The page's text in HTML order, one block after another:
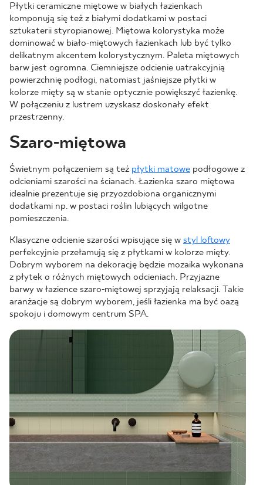
Płytki ceramiczne miętowe w białych łazienkach
komponują się też z białymi dodatkami w postaci
sztukaterii styropianowej. Miętowa kolorystyka może
dominować w biało-miętowych łazienkach lub być tylko
delikatnym akcentem kolorystycznym. Paleta miętowych
barw jest ogromna. Ciemniejsze odcienie uatrakcyjnią
powierzchnię podłogi, natomiast jaśniejsze płytki w
kolorze mięty są w stanie optycznie powiększyć łazienkę.
W połączeniu z lustrem uzyskasz doskonały efekt
przestrzenny.
Szaro-miętowa
Świetnym połączeniem są też płytki matowe podłogowe z
odcieniami szarości na ścianach. Łazienka szaro miętowa
idealnie prezentuje się przyozdobiona organicznymi
dodatkami np. w postaci roślin lubiących wilgotne
pomieszczenia.
Klasyczne odcienie szarości wpisujące się w styl loftowy
perfekcyjnie przełamują się z płytkami w kolorze mięty.
Dobrym wyborem na dekorację będzie mozaika wykonana
z płytek o różnych miętowych odcieniach. Przyjazne
barwy w łazience szaro-miętowej sprzyjają relaksacji. Takie
aranżacje są dobrym wyborem, jeśli łazienka ma być oazą
spokoju i domowym centrum SPA.